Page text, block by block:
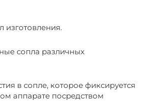
изготовления.
сопла различных
в сопле, которое фиксируется
аппарате посредством